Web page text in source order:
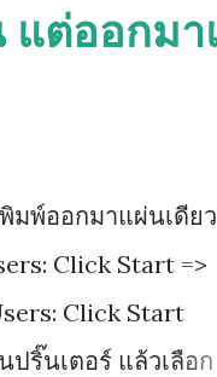
ต่ออกม
มพ์ออกมาแผ่นเดีย
Click Start =>
Click Start
ริ๊นเตอร์ แล้วเลือก